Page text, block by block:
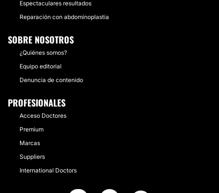
Espectaculares resultados
Reparación con abdominoplastia
SOBRE NOSOTROS
¿Quiénes somos?
Equipo editorial
Denuncia de contenido
PROFESIONALES
Acceso Doctores
Premium
Marcas
Suppliers
International Doctors